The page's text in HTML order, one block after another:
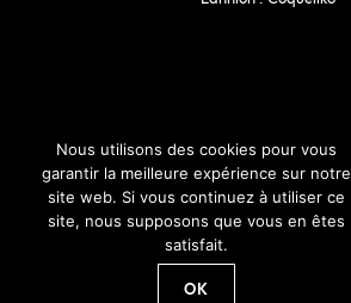
Nous utilisons des cookies pour vous
garantir la meilleure expérience sur notre
site web. Si vous continuez à utiliser ce
site, nous supposons que vous en êtes
satisfait.
OK